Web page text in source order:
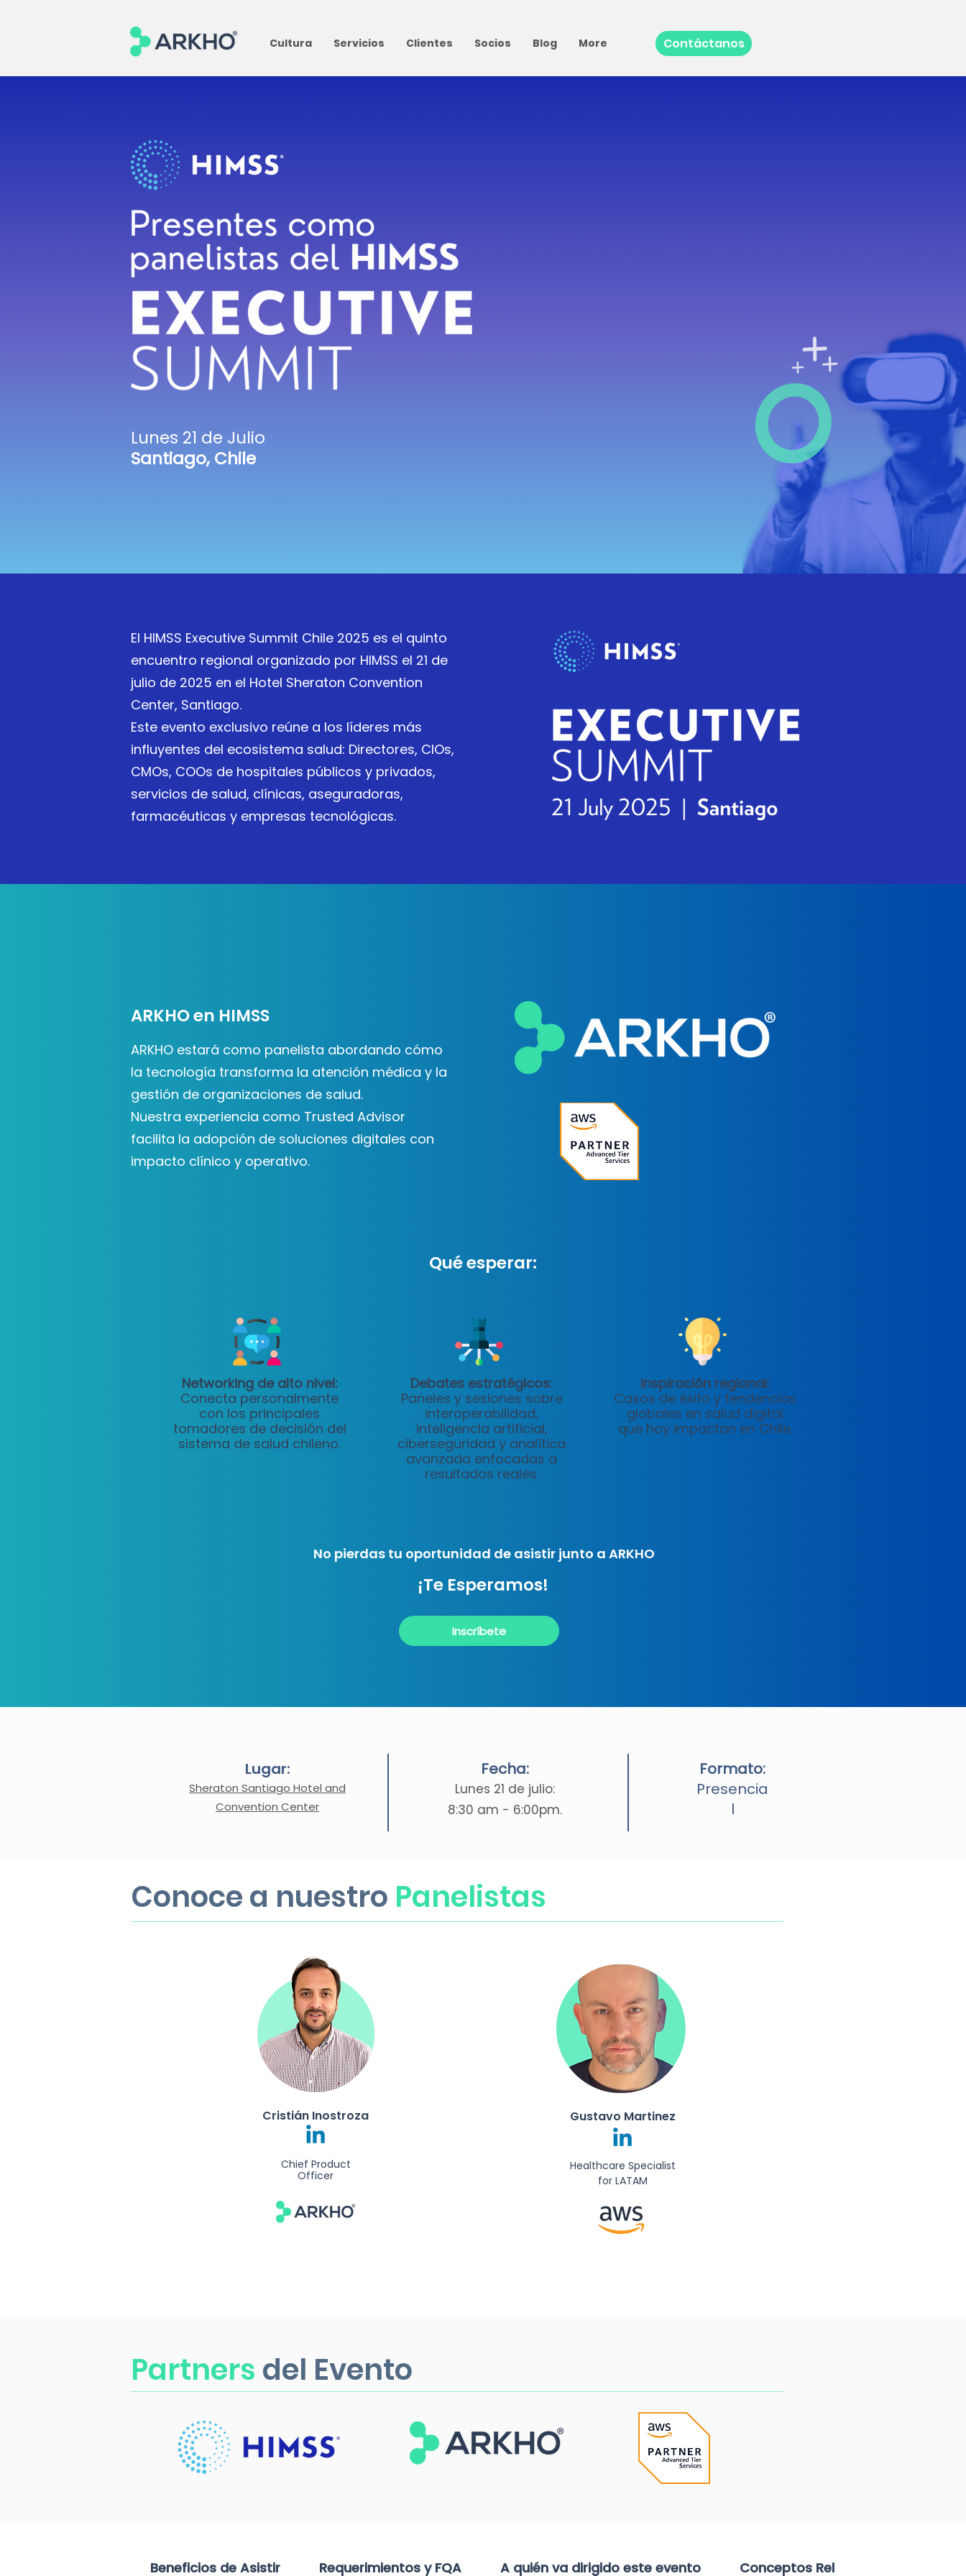
Cultura Servicios Clientes Socios Blog More Contáctanos
Lunes 21 de Julio
Santiago, Chile
El HIMSS Executive Summit Chile 2025 es el quinto
encuentro regional organizado por HIMSS el 21 de
julio de 2025 en el Hotel Sheraton Convention
Center, Santiago.
Este evento exclusivo reúne a los líderes más
influyentes del ecosistema salud: Directores, CIOs,
CMOs, COOs de hospitales públicos y privados,
servicios de salud, clínicas, aseguradoras,
farmacéuticas y empresas tecnológicas.
ARKHO en HIMSS
ARKHO estará como panelista abordando cómo
la tecnología transforma la atención médica y la
gestión de organizaciones de salud.
Nuestra experiencia como Trusted Advisor
facilita la adopción de soluciones digitales con
impacto clínico y operativo.
Qué esperar:
Networking de alto nivel:
Conecta personalmente
con los principales
tomadores de decisión del
sistema de salud chileno.
Debates estratégicos:
Paneles y sesiones sobre
interoperabilidad,
inteligencia artificial,
ciberseguridad y analítica
avanzada enfocadas a
resultados reales.
Inspiración regional:
Casos de éxito y tendencias
globales en salud digital
que hoy impactan en Chile.
No pierdas tu oportunidad de asistir junto a ARKHO
¡Te Esperamos!
Inscríbete
Lugar:
Sheraton Santiago Hotel and
Convention Center
Fecha:
Lunes 21 de julio:
8:30 am - 6:00pm.
Formato:
Presencia
l
Conoce a nuestro Panelistas
Cristián Inostroza
Chief Product
Officer
Gustavo Martinez
Healthcare Specialist
for LATAM
Partners del Evento
Beneficios de Asistir Requerimientos y FQA A quién va dirigido este evento Conceptos Relacionados